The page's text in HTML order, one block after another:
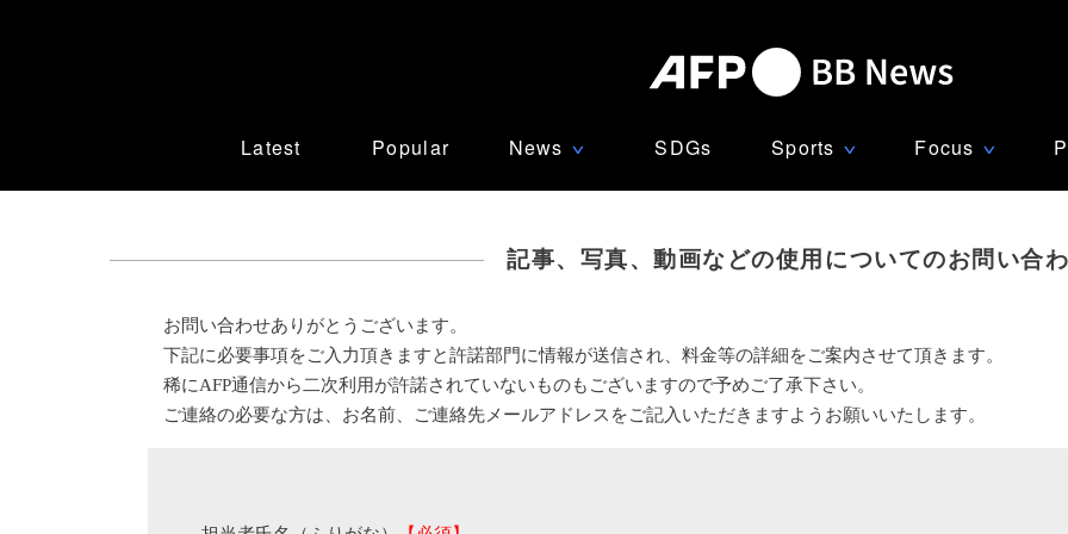
Latest Popular News ∨ SDGs Sports ∨ Focus ∨
記事、写真、動画などの使用についてのお問い合
お問い合わせありがとうございます。
下記に必要事項をご入力頂きますと許諾部門に情報が送信され、料金等の詳細をご案内させて頂きます。
稀にAFP通信から二次利用が許諾されていないものもございますので予めご了承下さい。
ご連絡の必要な方は、お名前、ご連絡先メールアドレスをご記入いただきますようお願いいたします。